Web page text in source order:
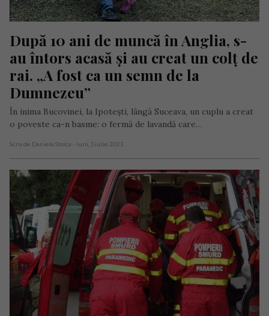
După 10 ani de muncă în Anglia, s-
au întors acasă și au creat un colț de
rai. „A fost ca un semn de la
Dumnezeu”
În inima Bucovinei, la Ipotești, lângă Suceava, un cuplu a creat
o poveste ca-n basme: o fermă de lavandă care…
Scris de Daniela Stoica - luni, 3 iulie 2023